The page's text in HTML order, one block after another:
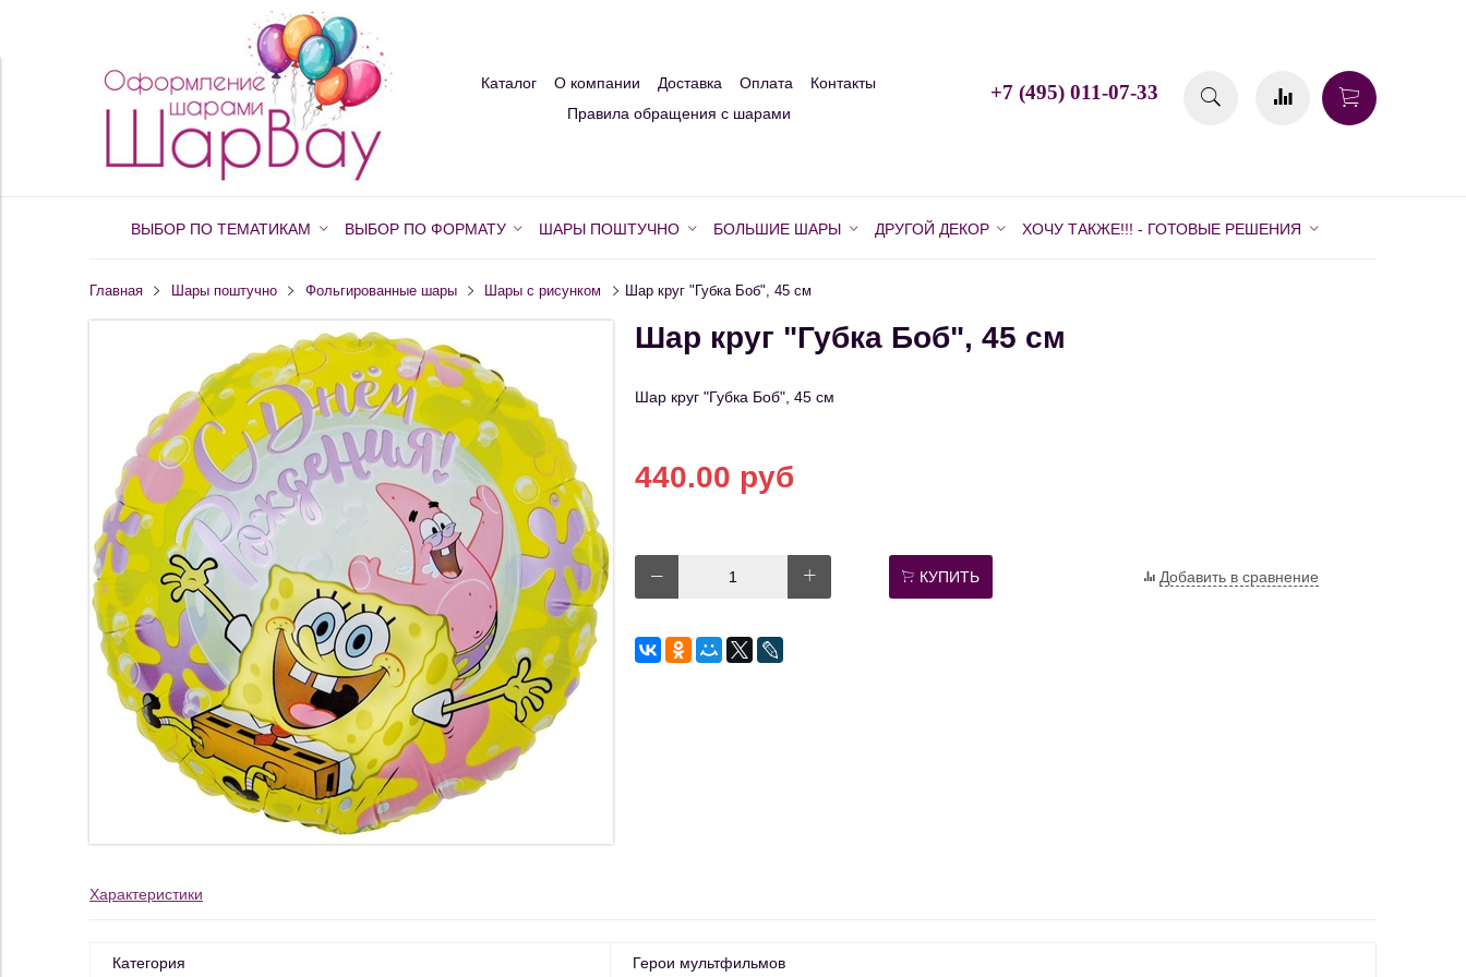
Каталог О компании Доставка Оплата
Контакты
Правила обращения с шарами
+7 (495) 011-07-33
ВЫБОР ПО ТЕМАТИКАМ ВЫБОР ПО ФОРМАТУ ШАРЫ ПОШТУЧНО БОЛЬШИЕ ШАРЫ ДРУГОЙ ДЕКОР ХОЧУ ТАКЖЕ!!! - ГОТОВЫЕ РЕШЕНИЯ
Главная Шары поштучно Фольгированные шары Шары с рисунком Шар круг "Губка Боб", 45 см
Шар круг "Губка Боб", 45 см
Шар круг "Губка Боб", 45 см
440.00 руб
КУПИТЬ Добавить в сравнение
Характеристики
Категория Герои мультфильмов